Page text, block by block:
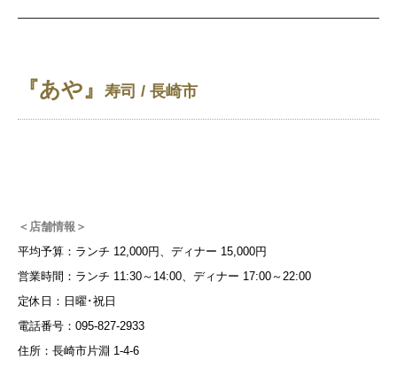
『あや』 寿司 / 長崎市
＜店舗情報＞
平均予算：ランチ 12,000円、ディナー 15,000円
営業時間：ランチ 11:30～14:00、ディナー 17:00～22:00
定休日：日曜･祝日
電話番号：095-827-2933
住所：長崎市片淵 1-4-6